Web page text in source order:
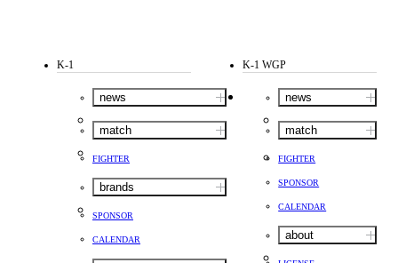
K-1
news
match
FIGHTER
brands
SPONSOR
CALENDAR
K-1 WGP
news
match
FIGHTER
SPONSOR
CALENDAR
about